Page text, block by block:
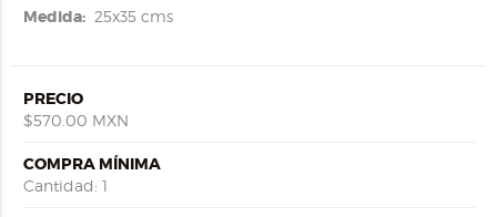
Medida:25x35 cms
PRECIO
$570.00 MXN
COMPRA MÍNIMA
Cantidad: 1